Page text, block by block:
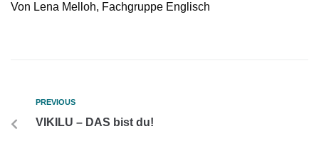
Von Lena Melloh, Fachgruppe Englisch
PREVIOUS
VIKILU – DAS bist du!